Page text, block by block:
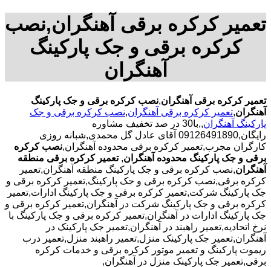
تعمیر کرکره برقی آهنگران,نصب
کرکره برقی و جک پارکینگ
آهنگران
تعمیر کرکره برقی آهنگران,نصب کرکره برقی و جک پارکینگ
آهنگران,تعمیر کرکره برقی آهنگران,نصب کرکره برقی و جک
پارکینگ آهنگران
,,با30 در صد تخفیف مشاوره
رایگان,09126491890 آقای عادل گل محمدی,شبانه روزی
کارگران مجرب,تعمیر کرکره برقی محدوده آهنگران,نصب کرکره
برقی و جک پارکینگ محدوده آهنگران, تعمیر کرکره برقی منطقه
آهنگران,نصب کرکره برقی و جک پارکینگ منطقه آهنگران,تعمیر
کرکره برقی,نصب کرکره برقی و جک پارکینگ,تعمیر کرکره برقی و
جک پارکینگ شرکت,تعمیر کرکره برقی و جک پارکینگ ادارات,تعمیر
کرکره برقی و جک پارکینگ شرکت در آهنگران,تعمیر کرکره برقی و
جک پارکینگ ادارات در آهنگران,تعمیر کرکره برقی و جک پارکینگ با
نرخ اتحادیه,تعمیر راهبند در آهنگران,تعمیر جک پارکینک در
آهنگران,تعمیر جک پارکینک منزل,تعمیر راهبند منزل,تعمیر درب
ریموت پارکینگ و تعمیر موتور کرکره برقی و خدمات کرکره
برقی,تعمیر جک پارکینک منزل در آهنگران,